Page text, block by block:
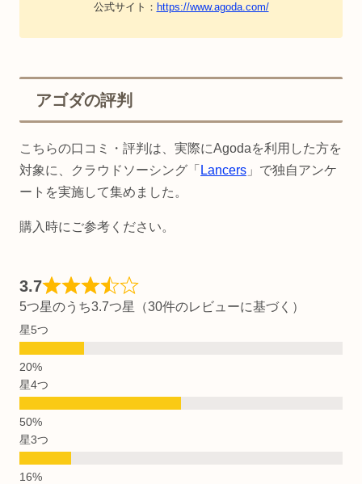
公式サイト： https://www.agoda.com/
アゴダの評判
こちらの口コミ・評判は、実際にAgodaを利用した方を
対象に、クラウドソーシング「 Lancers 」で独自アンケ
ートを実施して集めました。
購入時にご参考ください。
3.7
5つ星のうち3.7つ星（30件のレビューに基づく）
星5つ
星4つ
星3つ